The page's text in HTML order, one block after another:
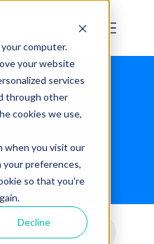
computer.
your website
services
through other
cookies we use,
when you visit our
preferences,
so that you're
Decline